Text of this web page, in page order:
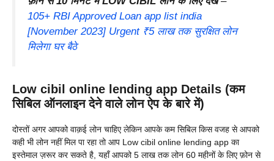
105+ RBI Approved Loan app list india
[November 2023] Urgent ₹5 लाख तक सुरक्षित लोन
मिलेगा घर बैठे
Low cibil online lending app Details (कम
सिबिल ऑनलाइन देने वाले लोन ऐप के बारे में)
दोस्तों अगर आपको वाक़ई लोन चाहिए लेकिन आपके कम सिबिल किस वजह से आपको
कही भी लोन नहीं मिल पा रहा तो आप Low cibil online lending app का
इस्तेमाल ज़रूर कर सकते है, यहाँ आपको 5 लाख तक लोन 60 महीनों के लिए फ़ोन से